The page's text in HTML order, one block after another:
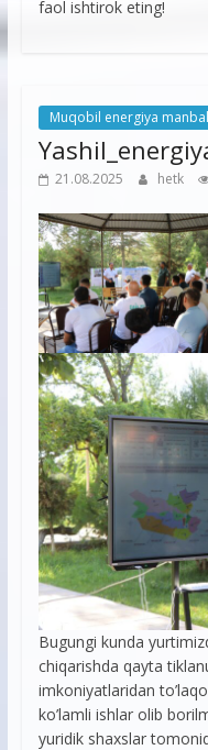
faol ishtirok eting!
Muqobil energiya
21.08.2025 hetk
Bugungi kunda
chiqarishda qayta
imkoniyatlaridan
ko’lamli ishlar olib
yuridik shaxslar